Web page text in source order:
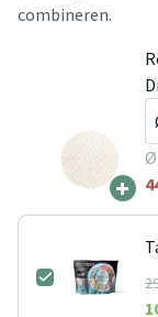
combineren.
+
Ø